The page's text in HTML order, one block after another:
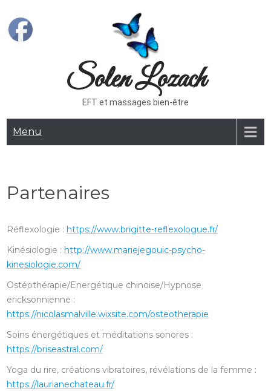
content
Solen Lozach
EFT et massages bien-être
Menu
Partenaires
Réflexologie :https://www.brigitte-reflexologue.fr/
Kinésiologie :http://www.mariejegouic-psycho-
kinesiologie.com/
Ostéothérapie/Energétique chinoise/Hypnose
ericksonnienne :
https://nicolasmalville.wixsite.com/osteotherapie
Soins énergétiques et méditations sonores :
https://briseastral.com/
Yoga du rire, créations vibratoires, révélations de la femme :
https://laurianechateau.fr/